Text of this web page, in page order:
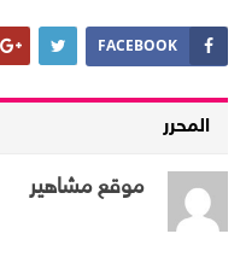
FACEBOOK
المحرر
موقع مشاهير